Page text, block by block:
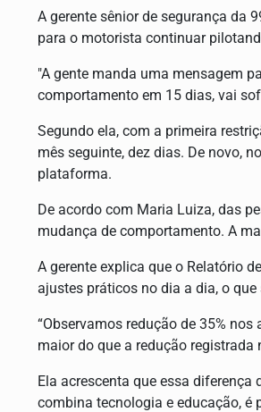
A gerente sênior de segurança da
para o motorista continuar
"A gente manda uma mensagem
comportamento em 15 dias, vai
Segundo ela, com a primeira
mês seguinte, dez dias. De novo,
plataforma.
De acordo com Maria Luiza, das
mudança de comportamento. A
A gerente explica que o Relatório
ajustes práticos no dia a dia, o
“Observamos redução de 35%
maior do que a redução registrada
Ela acrescenta que essa
combina tecnologia e educação, é